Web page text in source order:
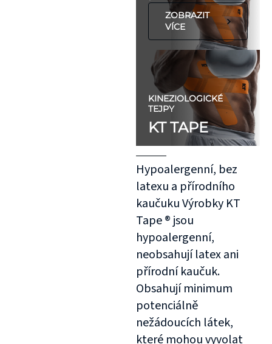
ZOBRAZIT
VÍCE
KINEZIOLOGICKÉ
TEJPY
KT TAPE
Hypoalergenní, bez
latexu a přírodního
kaučuku Výrobky KT
Tape ® jsou
hypoalergenní,
neobsahují latex ani
přírodní kaučuk.
Obsahují minimum
potenciálně
nežádoucích látek,
které mohou vyvolat